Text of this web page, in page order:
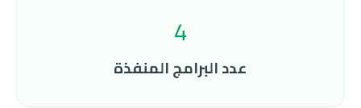
4
عدد البرامج المنفذة